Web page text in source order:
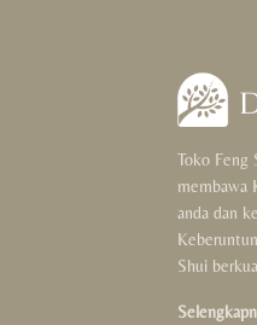
For
Toko Feng
membawa
anda dan
Shui